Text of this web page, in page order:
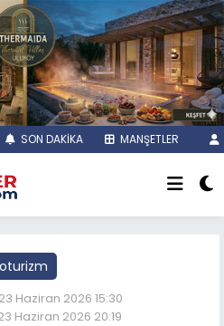
SON DAKİKA MANŞETLER
Haziran 2026 15:30
Haziran 2026 20:19